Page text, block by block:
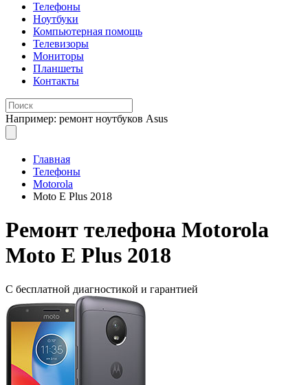
Телефоны
Ноутбуки
Компьютерная помощь
Телевизоры
Мониторы
Планшеты
Контакты
Например: ремонт ноутбуков Asus
Главная
Телефоны
Motorola
Moto E Plus 2018
Ремонт телефона Motorola
Moto E Plus 2018
С бесплатной диагностикой и гарантией